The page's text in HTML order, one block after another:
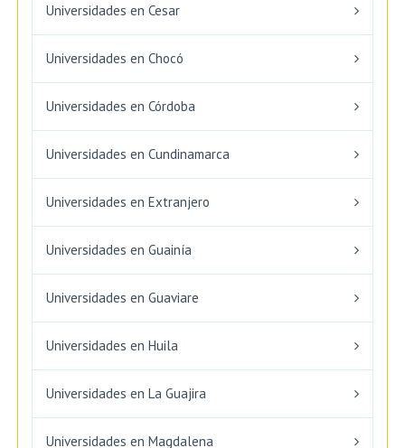
Universidades en Cesar
Universidades en Chocó
Universidades en Córdoba
Universidades en Cundinamarca
Universidades en Extranjero
Universidades en Guainía
Universidades en Guaviare
Universidades en Huila
Universidades en La Guajira
Universidades en Magdalena